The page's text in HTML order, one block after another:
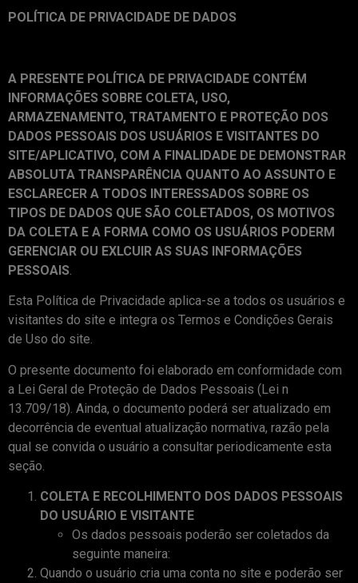
POLÍTICA DE PRIVACIDADE DE DADOS
A PRESENTE POLÍTICA DE PRIVACIDADE CONTÉM
INFORMAÇÕES SOBRE COLETA, USO,
ARMAZENAMENTO, TRATAMENTO E PROTEÇÃO DOS
DADOS PESSOAIS DOS USUÁRIOS E VISITANTES DO
SITE/APLICATIVO, COM A FINALIDADE DE DEMONSTRAR
ABSOLUTA TRANSPARÊNCIA QUANTO AO ASSUNTO E
ESCLARECER A TODOS INTERESSADOS SOBRE OS
TIPOS DE DADOS QUE SÃO COLETADOS, OS MOTIVOS
DA COLETA E A FORMA COMO OS USUÁRIOS PODERM
GERENCIAR OU EXLCUIR AS SUAS INFORMAÇÕES
PESSOAIS
Esta Política de Privacidade aplica-se a todos os usuários e
visitantes do site e integra os Termos e Condições Gerais
de Uso do site.
O presente documento foi elaborado em conformidade com
a Lei Geral de Proteção de Dados Pessoais (Lei n
13.709/18). Ainda, o documento poderá ser atualizado em
decorrência de eventual atualização normativa, razão pela
qual se convida o usuário a consultar periodicamente esta
seção.
COLETA E RECOLHIMENTO DOS DADOS PESSOAIS
DO USUÁRIO E VISITANTE
Os dados pessoais poderão ser coletados da
seguinte maneira:
Quando o usuário cria uma conta no site e poderão ser